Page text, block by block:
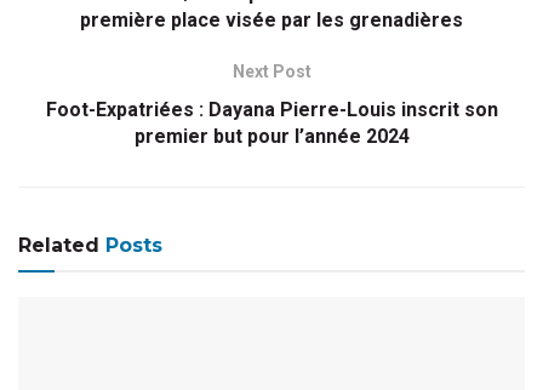
première place visée par les grenadières
Next Post
Foot-Expatriées : Dayana Pierre-Louis inscrit son
premier but pour l’année 2024
Related Posts